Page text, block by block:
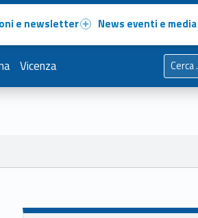
e newsletter News eventi e media
Vicenza
Ricerca per: